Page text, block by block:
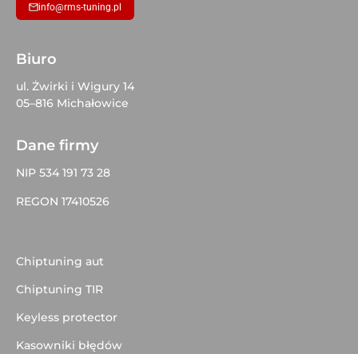
info@rms-tuning.pl
Biuro
ul. Żwirki i Wigury 14
05–816 Michałowice
Dane firmy
NIP 534 191 73 28
REGON 17410526
Chiptuning aut
Chiptuning TIR
Keyless protector
Kasowniki błędów